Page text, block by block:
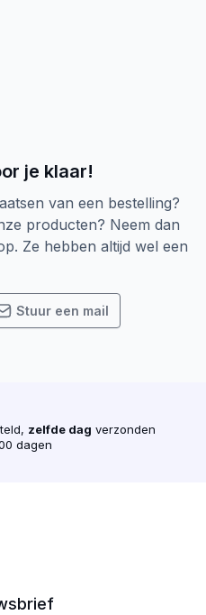
je klaar!
van een bestelling?
producten? Neem dan
Ze hebben altijd wel een
Stuur een mail
zelfde dag verzonden
dagen